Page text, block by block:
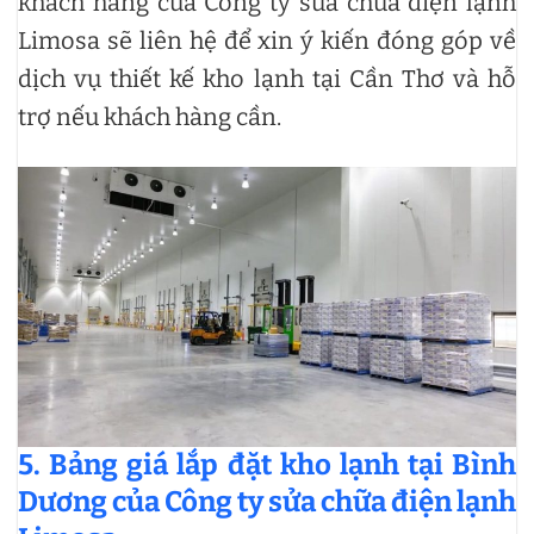
Limosa sẽ liên hệ để xin ý kiến đóng góp về
dịch vụ thiết kế kho lạnh tại Cần Thơ và hỗ
trợ nếu khách hàng cần.
5. Bảng giá lắp đặt kho lạnh tại Bình
Dương của Công ty sửa chữa điện lạnh